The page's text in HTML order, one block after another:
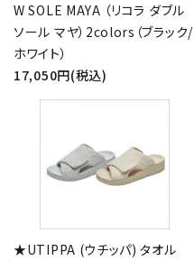
W SOLE MAYA （リコラ ダブル
ソール マヤ）2colors（ブラック/
ホワイト）
17,050円(税込)
★UTIPPA (ウチッパ) タオル